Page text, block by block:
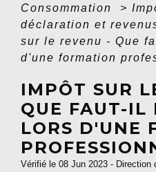
Consommation
>
déclaration et
sur le revenu - Que
d'une formation
IMPÔT SUR
QUE FAUT-IL
LORS D'UNE
Vérifié le 08 Jun 2023 - Direction